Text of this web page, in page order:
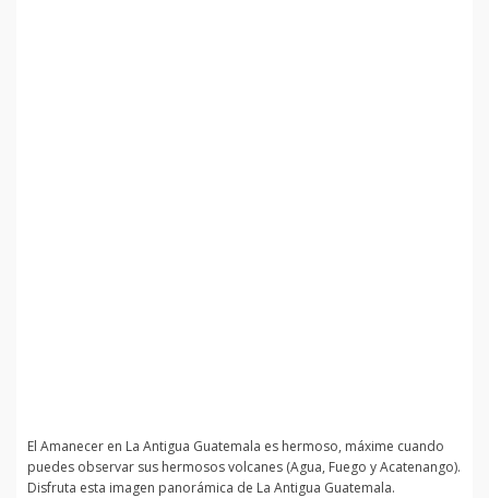
El Amanecer en La Antigua Guatemala es hermoso, máxime cuando
puedes observar sus hermosos volcanes (Agua, Fuego y Acatenango).
Disfruta esta imagen panorámica de La Antigua Guatemala.